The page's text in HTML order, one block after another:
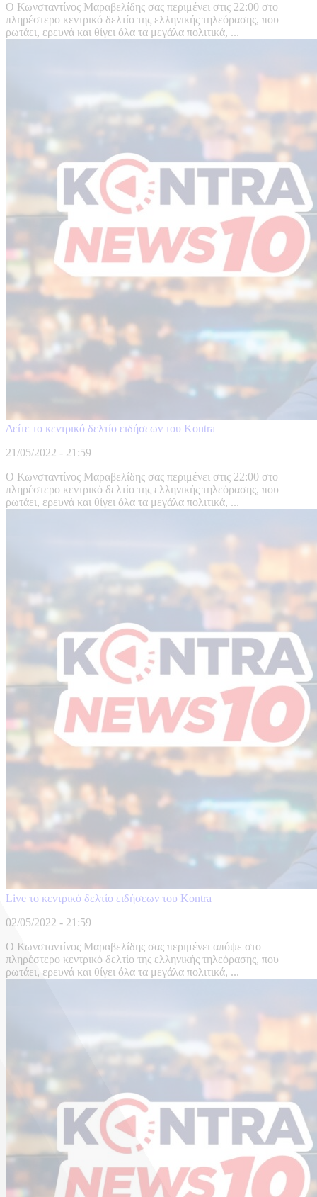
O Κωνσταντίνος Μαραβελίδης σας περιμένει στις 22:00 στο
πληρέστερο κεντρικό δελτίο της ελληνικής τηλεόρασης, που
ρωτάει, ερευνά και θίγει όλα τα μεγάλα πολιτικά, ...
Δείτε το κεντρικό δελτίο ειδήσεων του Kontra
21/05/2022 - 21:59
Ο Κωνσταντίνος Μαραβελίδης σας περιμένει στις 22:00 στο
πληρέστερο κεντρικό δελτίο της ελληνικής τηλεόρασης, που
ρωτάει, ερευνά και θίγει όλα τα μεγάλα πολιτικά, ...
Live το κεντρικό δελτίο ειδήσεων του Kontra
02/05/2022 - 21:59
O Κωνσταντίνος Μαραβελίδης σας περιμένει απόψε στο
πληρέστερο κεντρικό δελτίο της ελληνικής τηλεόρασης, που
ρωτάει, ερευνά και θίγει όλα τα μεγάλα πολιτικά, ...